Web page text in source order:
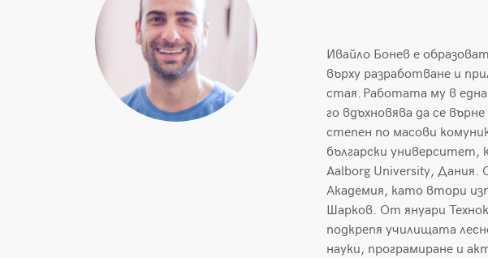
Ивайло Бонев е
върху разработване и
стая. Работата му в
го вдъхновява да се
степен по масови
български университет,
Aalborg University, Дания.
Академия, като втори
Шарков. От януари
подкрепя училищата
науки, програмиране и